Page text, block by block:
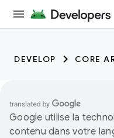
DEVELOP CORE
Google utilise la
contenu dans votre